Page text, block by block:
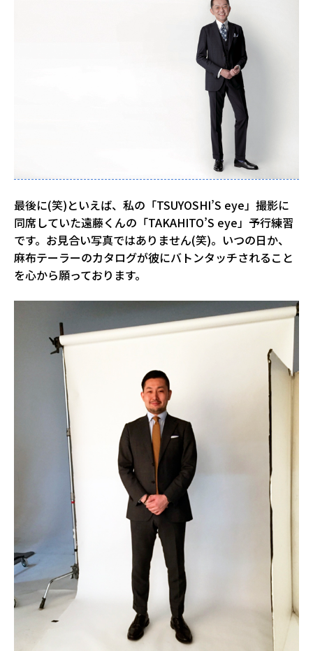
最後に(笑)といえば、私の「TSUYOSHI’S eye」撮影に
同席していた遠藤くんの「TAKAHITO’S eye」予行練習
です。お見合い写真ではありません(笑)。いつの日か、
麻布テーラーのカタログが彼にバトンタッチされること
を心から願っております。